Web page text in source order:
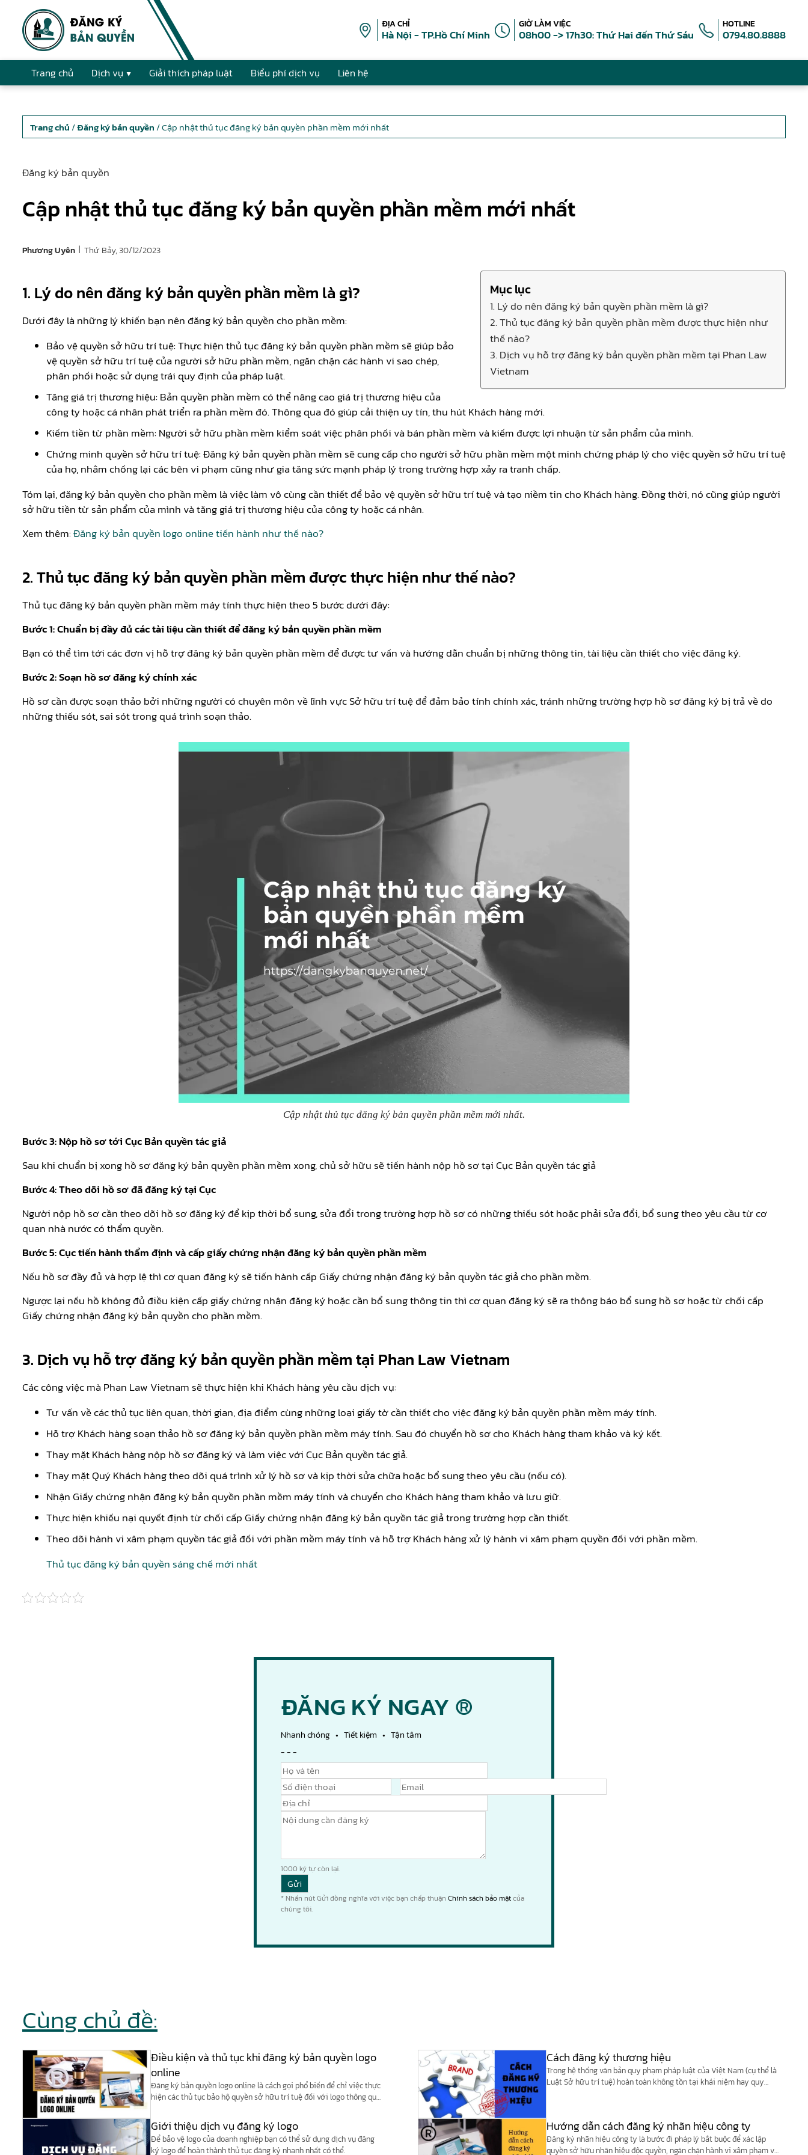
ĐỊA CHỈ
Hà Nội - TP.Hồ Chí Minh
GIỜ LÀM VIỆC
08h00 -> 17h30: Thứ Hai đến Thứ Sáu
HOTLINE
0794.80.8888
Trang chủ Dịch vụ Giải thích pháp luật Biểu phí dịch vụ Liên hệ
Trang chủ /Đăng ký bản quyền / Cập nhật thủ tục đăng ký bản quyền phần mềm mới nhất
Đăng ký bản quyền
Cập nhật thủ tục đăng ký bản quyền phần mềm mới nhất
Phương Uyên | Thứ Bảy, 30/12/2023
Mục lục
1. Lý do nên đăng ký bản quyền phần mềm là gì?
2. Thủ tục đăng ký bản quyền phần mềm được thực hiện như
thế nào?
3. Dịch vụ hỗ trợ đăng ký bản quyền phần mềm tại Phan Law
Vietnam
1. Lý do nên đăng ký bản quyền phần mềm là gì?
Dưới đây là những lý khiến bạn nên đăng ký bản quyền cho phần mềm:
Bảo vệ quyền sở hữu trí tuệ: Thực hiện thủ tục đăng ký bản quyền phần mềm sẽ giúp bảo
vệ quyền sở hữu trí tuệ của người sở hữu phần mềm, ngăn chặn các hành vi sao chép,
phân phối hoặc sử dụng trái quy định của pháp luật.
Tăng giá trị thương hiệu: Bản quyền phần mềm có thể nâng cao giá trị thương hiệu của
công ty hoặc cá nhân phát triển ra phần mềm đó. Thông qua đó giúp cải thiện uy tín, thu hút Khách hàng mới.
Kiếm tiền từ phần mềm: Người sở hữu phần mềm kiểm soát việc phân phối và bán phần mềm và kiếm được lợi nhuận từ sản phẩm của mình.
Chứng minh quyền sở hữu trí tuệ: Đăng ký bản quyền phần mềm sẽ cung cấp cho người sở hữu phần mềm một minh chứng pháp lý cho việc quyền sở hữu trí tuệ
của họ, nhằm chống lại các bên vi phạm cũng như gia tăng sức mạnh pháp lý trong trường hợp xảy ra tranh chấp.
Tóm lại, đăng ký bản quyền cho phần mềm là việc làm vô cùng cần thiết để bảo vệ quyền sở hữu trí tuệ và tạo niềm tin cho Khách hàng. Đồng thời, nó cũng giúp người
sở hữu tiền từ sản phẩm của mình và tăng giá trị thương hiệu của công ty hoặc cá nhân.
Xem thêm:Đăng ký bản quyền logo online tiến hành như thế nào?
2. Thủ tục đăng ký bản quyền phần mềm được thực hiện như thế nào?
Thủ tục đăng ký bản quyền phần mềm máy tính thực hiện theo 5 bước dưới đây:
Bước 1: Chuẩn bị đầy đủ các tài liệu cần thiết để đăng ký bản quyền phần mềm
Bạn có thể tìm tới các đơn vị hỗ trợ đăng ký bản quyền phần mềm để được tư vấn và hướng dẫn chuẩn bị những thông tin, tài liệu cần thiết cho việc đăng ký.
Bước 2: Soạn hồ sơ đăng ký chính xác
Hồ sơ cần được soạn thảo bởi những người có chuyên môn về lĩnh vực Sở hữu trí tuệ để đảm bảo tính chính xác, tránh những trường hợp hồ sơ đăng ký bị trả về do
những thiếu sót, sai sót trong quá trình soạn thảo.
Cập nhật thủ tục đăng ký bản quyền phần mềm mới nhất.
Bước 3: Nộp hồ sơ tới Cục Bản quyền tác giả
Sau khi chuẩn bị xong hồ sơ đăng ký bản quyền phần mềm xong, chủ sở hữu sẽ tiến hành nộp hồ sơ tại Cục Bản quyền tác giả
Bước 4: Theo dõi hồ sơ đã đăng ký tại Cục
Người nộp hồ sơ cần theo dõi hồ sơ đăng ký để kịp thời bổ sung, sửa đổi trong trường hợp hồ sơ có những thiếu sót hoặc phải sửa đổi, bổ sung theo yêu cầu từ cơ
quan nhà nước có thẩm quyền.
Bước 5: Cục tiến hành thẩm định và cấp giấy chứng nhận đăng ký bản quyền phần mềm
Nếu hồ sơ đầy đủ và hợp lệ thì cơ quan đăng ký sẽ tiến hành cấp Giấy chứng nhận đăng ký bản quyền tác giả cho phần mềm.
Ngược lại nếu hồ không đủ điều kiện cấp giấy chứng nhận đăng ký hoặc cần bổ sung thông tin thì cơ quan đăng ký sẽ ra thông báo bổ sung hồ sơ hoặc từ chối cấp
Giấy chứng nhận đăng ký bản quyền cho phần mềm.
3. Dịch vụ hỗ trợ đăng ký bản quyền phần mềm tại Phan Law Vietnam
Các công việc mà Phan Law Vietnam sẽ thực hiện khi Khách hàng yêu cầu dịch vụ:
Tư vấn về các thủ tục liên quan, thời gian, địa điểm cùng những loại giấy tờ cần thiết cho việc đăng ký bản quyền phần mềm máy tính.
Hỗ trợ Khách hàng soạn thảo hồ sơ đăng ký bản quyền phần mềm máy tính. Sau đó chuyển hồ sơ cho Khách hàng tham khảo và ký kết.
Thay mặt Khách hàng nộp hồ sơ đăng ký và làm việc với Cục Bản quyền tác giả.
Thay mặt Quý Khách hàng theo dõi quá trình xử lý hồ sơ và kịp thời sửa chữa hoặc bổ sung theo yêu cầu (nếu có).
Nhận Giấy chứng nhận đăng ký bản quyền phần mềm máy tính và chuyển cho Khách hàng tham khảo và lưu giữ.
Thực hiện khiếu nại quyết định từ chối cấp Giấy chứng nhận đăng ký bản quyền tác giả trong trường hợp cần thiết.
Theo dõi hành vi xâm phạm quyền tác giả đối với phần mềm máy tính và hỗ trợ Khách hàng xử lý hành vi xâm phạm quyền đối với phần mềm.
Thủ tục đăng ký bản quyền sáng chế mới nhất
ĐĂNG KÝ NGAY ®
Nhanh chóng • Tiết kiệm • Tận tâm
- - -
1000 ký tự còn lại.
* Nhấn nút Gửi đồng nghĩa với việc bạn chấp thuận Chính sách bảo mậtcủa
chúng tôi.
Cùng chủ đề:
Điều kiện và thủ tục khi đăng ký bản quyền logo
online
Đăng ký bản quyền logo online là cách gọi phổ biến để chỉ việc thực
hiện các thủ tục bảo hộ quyền sở hữu trí tuệ đối với logo thông qua
theo quy định của cơ quan nhà nước có thẩm quyền.
Cách đăng ký thương hiệu
Trong hệ thống văn bản quy phạm pháp luật của Việt Nam (cụ thể là
Luật Sở hữu trí tuệ) hoàn toàn không tồn tại khái niệm hay quy
Giới thiệu dịch vụ đăng ký logo
Để bảo vệ logo của doanh nghiệp bạn có thể sử dụng dịch vụ đăng
ký logo để hoàn thành thủ tục đăng ký nhanh nhất có thể.
Hướng dẫn cách đăng ký nhãn hiệu công ty
Đăng ký nhãn hiệu công ty là bước đi pháp lý bắt buộc để xác lập
quyền sở hữu nhãn hiệu độc quyền, ngăn chặn hành vi xâm phạm và